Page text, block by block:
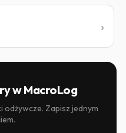
w MacroLog
odżywcze. Zapisz jednym